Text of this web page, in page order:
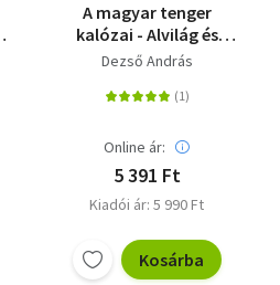
A magyar tenger
kalózai - Alvilág és
felvilág a Balaton
Dezső András
Online ár:
5 391 Ft
Kiadói ár: 5 990 Ft
Kosárba